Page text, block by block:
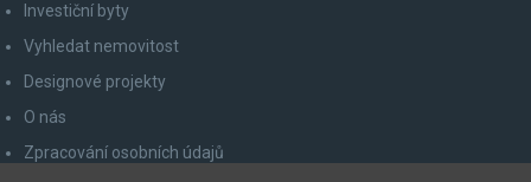
Investiční byty
Vyhledat nemovitost
Designové projekty
O nás
Zpracování osobních údajů